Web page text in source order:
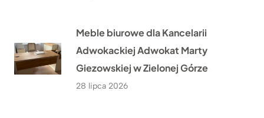
Meble biurowe dla Kancelarii
Adwokackiej Adwokat Marty
Giezowskiej w Zielonej Górze
28 lipca 2026